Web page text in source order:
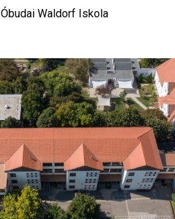
Óbudai Waldorf Iskola